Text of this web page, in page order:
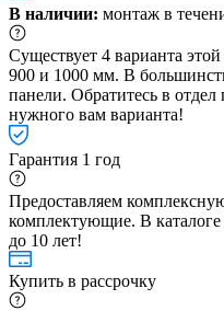
В наличии: монтаж в
Существует 4 варианта
900 и 1000 мм. В
панели. Обратитесь в
нужного вам варианта!
Гарантия 1 год
Предоставляем
комплектующие. В
до 10 лет!
Купить в рассрочку